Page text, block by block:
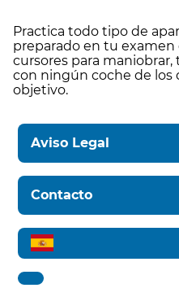
Practica todo tipo de
preparado en tu examen
cursores para
con ningún coche de
objetivo.
Aviso Legal
Contacto